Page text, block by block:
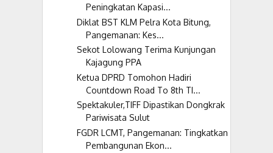
Peningkatan Kapasi...
Diklat BST KLM Pelra Kota Bitung,
Pangemanan: Kes...
Sekot Lolowang Terima Kunjungan
Kajagung PPA
Ketua DPRD Tomohon Hadiri
Countdown Road To 8th TI...
Spektakuler,TIFF Dipastikan Dongkrak
Pariwisata Sulut
FGDR LCMT, Pangemanan: Tingkatkan
Pembangunan Ekon...